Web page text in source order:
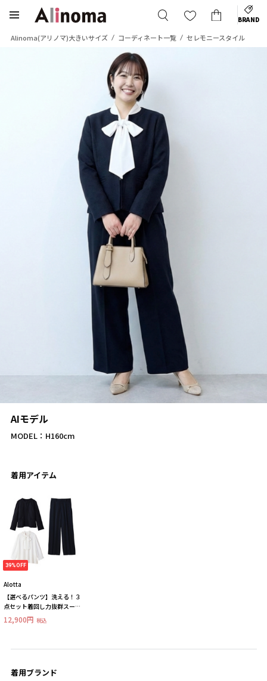
BRAND
Alinoma(アリノマ)大きいサイズ コーディネート一覧 セレモニースタイル
AIモデル
MODEL：H160cm
着用アイテム
39%OFF
Alotta
【選べるパンツ】洗える！３
点セット着回し力抜群スー
ツ 大きいサイズ レディー
ス
12,900円 税込
着用ブランド